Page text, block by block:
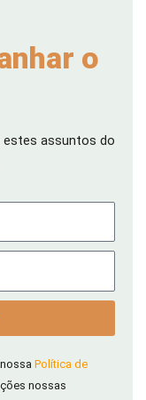
o
estes assuntos do
Política de
nossas